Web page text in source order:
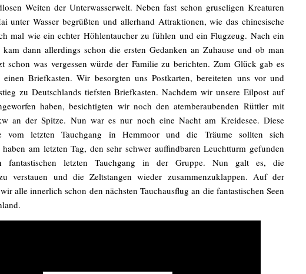
Weiten der Unterwasserwelt. Neben fast schon gruseligen Kreaturen
unter Wasser begrüßten und allerhand Attraktionen, wie das chinesische
mal wie ein echter Höhlentaucher zu fühlen und ein Flugzeug. Nach ein
kam dann allerdings schon die ersten Gedanken an Zuhause und ob man
schon was vergessen würde der Familie zu berichten. Zum Glück gab es
Briefkasten. Wir besorgten uns Postkarten, bereiteten uns vor und
zu Deutschlands tiefsten Briefkasten. Nachdem wir unsere Eilpost auf
haben, besichtigten wir noch den atemberaubenden Rüttler mit
an der Spitze. Nun war es nur noch eine Nacht am Kreidesee. Diese
vom letzten Tauchgang in Hemmoor und die Träume sollten sich
am letzten Tag, den sehr schwer auffindbaren Leuchtturm gefunden
fantastischen letzten Tauchgang in der Gruppe. Nun galt es, die
verstauen und die Zeltstangen wieder zusammenzuklappen. Auf der
alle innerlich schon den nächsten Tauchausflug an die fantastischen Seen